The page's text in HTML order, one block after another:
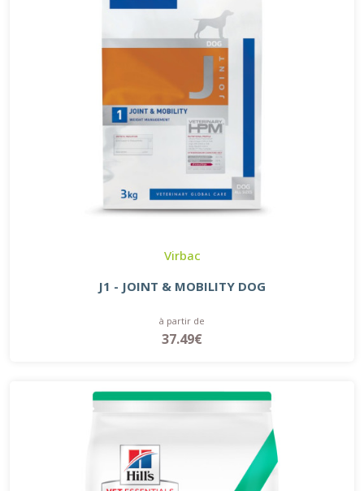
Virbac
J1 - JOINT & MOBILITY DOG
à partir de
37.49€